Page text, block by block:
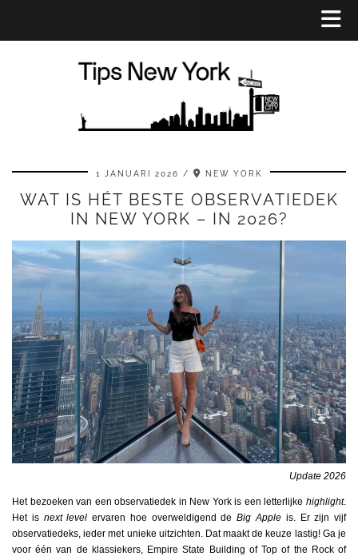
1 JANUARI 2026 NEW YORK
WAT IS HÉT BESTE OBSERVATIEDEK
IN NEW YORK – IN 2026?
Update 2026
Het bezoeken van een observatiedek in New York is een letterlijke highlight.
Het is next level ervaren hoe overweldigend deBig Appleis. Er zijn vijf
observatiedeks, ieder met unieke uitzichten. Dat maakt de keuze lastig! Ga je
voor één van de klassiekers, Empire State Building of Top of the Rock of